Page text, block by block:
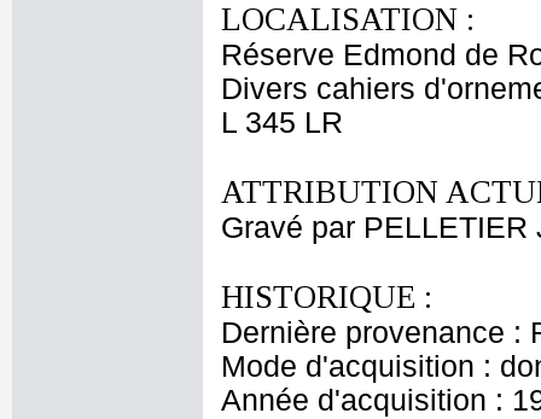
LOCALISATION :
Réserve Edmond de
Divers cahiers
L 345 LR
ATTRIBUTION
Gravé par PELLETIER
HISTORIQUE :
Dernière provenance :
Mode d'acquisition :
Année d'acquisition :